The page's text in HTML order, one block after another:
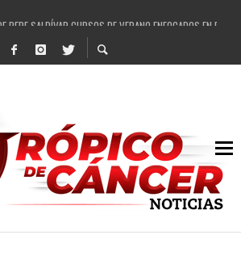
PEPE SALDÍVAR CURSOS DE VERANO ENFOCADOS EN
DELEGADOS Y 14 COMISARIADOS DE GUADALUPE APOYO A
DE PEPE SALDÍVAR LA EDUCACIÓN EN LA ZACATECANA
Y GRUPO FEMSA GENERAN MÁS DE 3 MIL EMPLEOS
AGROPECUARIA TRAJO BENEFICIO DIRECTO A GUADALUPE:
A ARTISTA ZACATECANA VICTORIA HERNÁNDEZ
DE PEPE SALDÍVAR A 500 NUEVAS EMPRESARIAS
PRINCIPALES BENEFICIADAS DEL PROGRAMA